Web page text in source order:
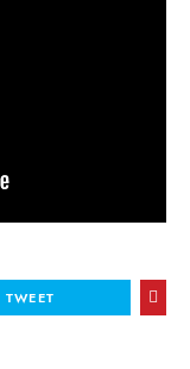
TWEET